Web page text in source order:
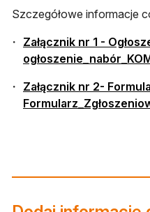
Szczegółowe informacje
Załącznik nr 1 -
Załącznik nr 2-